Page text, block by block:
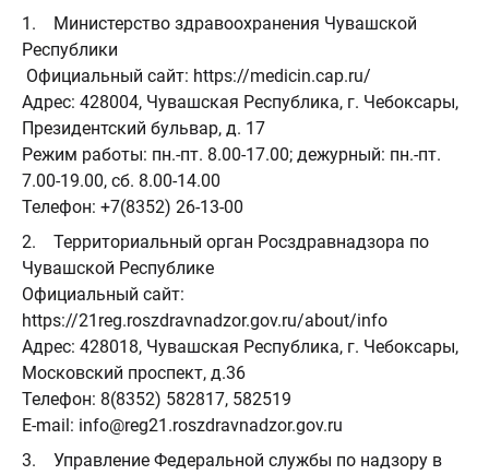
1. Министерство здравоохранения Чувашской
Республики
Официальный сайт: https://medicin.cap.ru/
Адрес: 428004, Чувашская Республика, г. Чебоксары,
Президентский бульвар, д. 17
Режим работы: пн.-пт. 8.00-17.00; дежурный: пн.-пт.
7.00-19.00, сб. 8.00-14.00
Телефон: +7(8352) 26-13-00
2. Территориальный орган Росздравнадзора по
Чувашской Республике
Официальный сайт:
https://21reg.roszdravnadzor.gov.ru/about/info
Адрес: 428018, Чувашская Республика, г. Чебоксары,
Московский проспект, д.36
Телефон: 8(8352) 582817, 582519
E-mail: info@reg21.roszdravnadzor.gov.ru
3. Управление Федеральной службы по надзору в